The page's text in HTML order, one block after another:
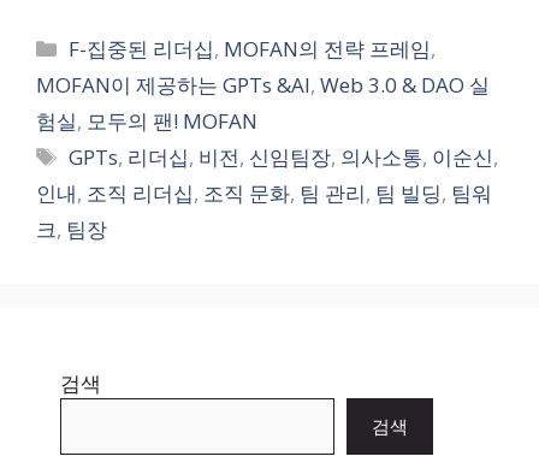
카
테
리
F-집중된 리더십, MOFAN의 전략 프레임,
MOFAN이 제공하는 GPTs &AI, Web 3.0 & DAO 실
험실, 모두의 팬! MOFAN
태
그
GPTs, 리더십, 비전, 신임팀장, 의사소통, 이순신,
인내, 조직 리더십, 조직 문화, 팀 관리, 팀 빌딩, 팀워
크, 팀장
검색
검색